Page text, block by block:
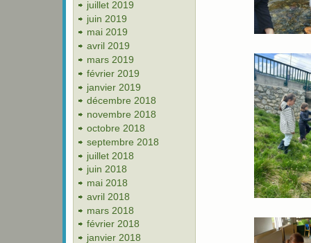
juillet 2019
juin 2019
mai 2019
avril 2019
mars 2019
février 2019
janvier 2019
décembre 2018
novembre 2018
octobre 2018
septembre 2018
juillet 2018
juin 2018
mai 2018
avril 2018
mars 2018
février 2018
janvier 2018